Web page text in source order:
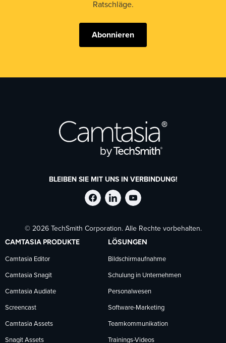
Ratschläge.
Abonnieren
BLEIBEN SIE MIT UNS IN VERBINDUNG!
TechSmith
auf
Facebook
folgen
TechSmith
auf
LinkedIn
folgen
TechSmith
auf
YouTube
folgen
© 2026 TechSmith Corporation. Alle Rechte vorbehalten.
CAMTASIA PRODUKTE
Camtasia Editor
Camtasia Snagit
Camtasia Audiate
Screencast
Camtasia Assets
Snagit Assets
LÖSUNGEN
Bildschirmaufnahme
Schulung in Unternehmen
Personalwesen
Software-Marketing
Teamkommunikation
Trainings-Videos